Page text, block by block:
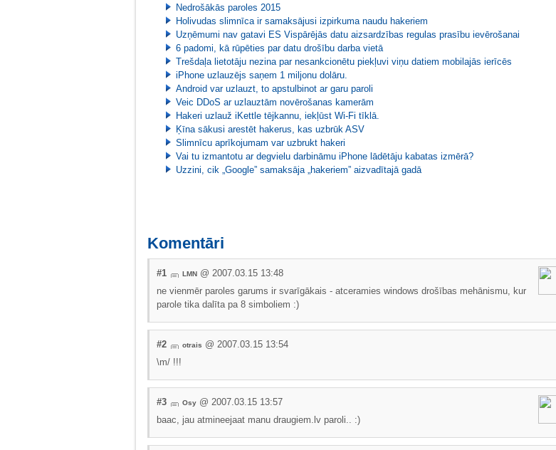
Nedrošākās paroles 2015
Holivudas slimnīca ir samaksājusi izpirkuma naudu hakeriem
Uzņēmumi nav gatavi ES Vispārējās datu aizsardzības regulas prasību ievērošanai
6 padomi, kā rūpēties par datu drošību darba vietā
Trešdaļa lietotāju nezina par nesankcionētu piekļuvi viņu datiem mobilajās ierīcēs
iPhone uzlauzējs saņem 1 miljonu dolāru.
Android var uzlauzt, to apstulbinot ar garu paroli
Veic DDoS ar uzlauztām novērošanas kamerām
Hakeri uzlauž iKettle tējkannu, iekļūst Wi-Fi tīklā.
Ķīna sākusi arestēt hakerus, kas uzbrūk ASV
Slimnīcu aprīkojumam var uzbrukt hakeri
Vai tu izmantotu ar degvielu darbināmu iPhone lādētāju kabatas izmērā?
Uzzini, cik „Google” samaksāja „hakeriem” aizvadītajā gadā
Komentāri
#1 LMN @ 2007.03.15 13:48
ne vienmēr paroles garums ir svarīgākais - atceramies windows drošības mehānismu, kur
parole tika dalīta pa 8 simboliem :)
#2 otrais @ 2007.03.15 13:54
\m/ !!!
#3 Osy @ 2007.03.15 13:57
baac, jau atmineejaat manu draugiem.lv paroli.. :)